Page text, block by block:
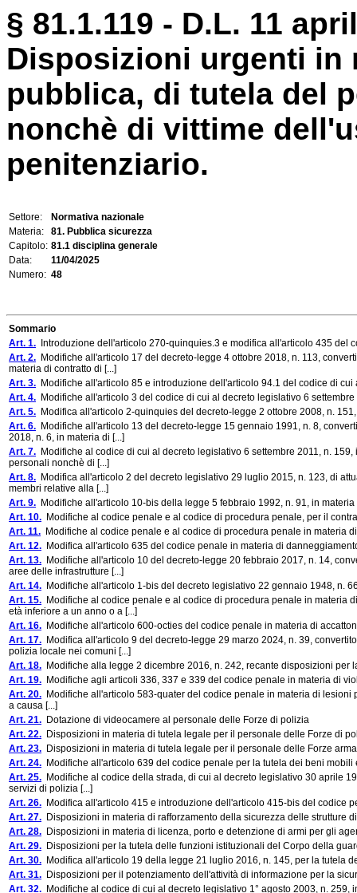
§ 81.1.119 - D.L. 11
Disposizioni urgenti in
pubblica, di tutela del
nonchè di vittime
penitenziario.
Settore:
Normativa nazionale
Materia:
81. Pubblica sicurezza
Capitolo: 81.1 disciplina generale
Data:
11/04/2025
Numero: 48
Sommario
Art. 1. Introduzione dell'articolo 270-quinquies.3 e modifica all'articolo 435 del
Art. 2. Modifiche all'articolo 17 del decreto-legge 4 ottobre 2018, n. 113,
materia di contratto di [...]
Art. 3. Modifiche all'articolo 85 e introduzione dell'articolo 94.1 del codice di
Art. 4. Modifiche all'articolo 3 del codice di cui al decreto legislativo 6
Art. 5. Modifica all'articolo 2-quinquies del decreto-legge 2 ottobre 2008, n.
Art. 6. Modifiche all'articolo 13 del decreto-legge 15 gennaio 1991, n. 8,
2018, n. 6, in materia di [...]
Art. 7. Modifiche al codice di cui al decreto legislativo 6 settembre 2011, n.
personali nonchè di [...]
Art. 8. Modifica all'articolo 2 del decreto legislativo 29 luglio 2015, n. 123, di
membri relative alla [...]
Art. 9. Modifiche all'articolo 10-bis della legge 5 febbraio 1992, n. 91, in
Art. 10. Modifiche al codice penale e al codice di procedura penale, per il
Art. 11. Modifiche al codice penale e al codice di procedura penale in materia
Art. 12. Modifica all'articolo 635 del codice penale in materia di
Art. 13. Modifiche all'articolo 10 del decreto-legge 20 febbraio 2017, n. 14,
aree delle infrastrutture [...]
Art. 14. Modifiche all'articolo 1-bis del decreto legislativo 22 gennaio 1948, n.
Art. 15. Modifiche al codice penale e al codice di procedura penale in materia
età inferiore a un anno o a [...]
Art. 16. Modifiche all'articolo 600-octies del codice penale in materia di
Art. 17. Modifica all'articolo 9 del decreto-legge 29 marzo 2024, n. 39,
polizia locale nei comuni [...]
Art. 18. Modifiche alla legge 2 dicembre 2016, n. 242, recante disposizioni
Art. 19. Modifiche agli articoli 336, 337 e 339 del codice penale in materia di
Art. 20. Modifiche all'articolo 583-quater del codice penale in materia di
a causa [...]
Art. 21. Dotazione di videocamere al personale delle Forze di polizia
Art. 22. Disposizioni in materia di tutela legale per il personale delle Forze di
Art. 23. Disposizioni in materia di tutela legale per il personale delle Forze
Art. 24. Modifiche all'articolo 639 del codice penale per la tutela dei beni
Art. 25. Modifiche al codice della strada, di cui al decreto legislativo 30 aprile
servizi di polizia [...]
Art. 26. Modifica all'articolo 415 e introduzione dell'articolo 415-bis del codice
Art. 27. Disposizioni in materia di rafforzamento della sicurezza delle strutture
Art. 28. Disposizioni in materia di licenza, porto e detenzione di armi per gli
Art. 29. Disposizioni per la tutela delle funzioni istituzionali del Corpo della
Art. 30. Modifica all'articolo 19 della legge 21 luglio 2016, n. 145, per la tutela
Art. 31. Disposizioni per il potenziamento dell'attività di informazione per la
Art. 32. Modifiche al codice di cui al decreto legislativo 1° agosto 2003, n.